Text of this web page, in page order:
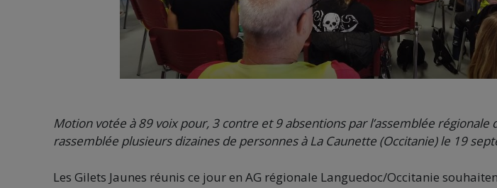
Motion votée à 89 voix pour, 3 contre et 9 absentions par l’assemblée régionale
rassemblée plusieurs dizaines de personnes à La Caunette (Occitanie) le 19
Les Gilets Jaunes réunis ce jour en AG régionale Languedoc/Occitanie